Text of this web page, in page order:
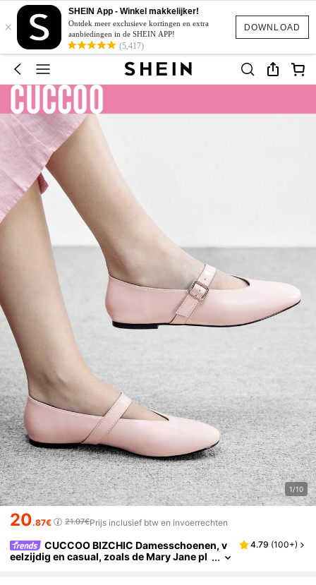
DOWNLOAD
×
SHEIN App - Winkel makkelijker!
Ontdek meer exclusieve kortingen en extra
aanbiedingen in de SHEIN APP!
(5,417)
1/10
20.87€ 21.07€Prijs inclusief btw en invoerrechten
CUCCOO BIZCHIC Damesschoenen, v
eelzijdig en casual, zoals de Mary Jane pl
4.79 (100+)